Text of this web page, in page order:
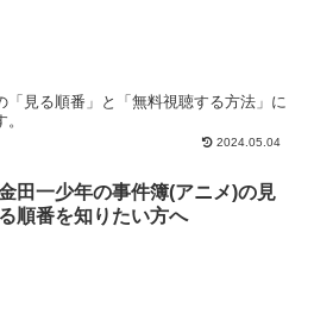
「見る順番」と「無料視聴する方法」に
2024.05.04
田一少年の事件簿(アニメ)の見
る順番を知りたい方へ